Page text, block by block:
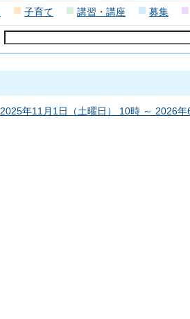
子育て 講習・講座 募集
2025年11月1日（土曜日） 10時 ～ 2026